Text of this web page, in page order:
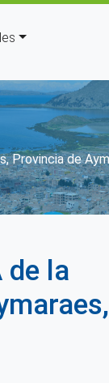
Provincia de
de la